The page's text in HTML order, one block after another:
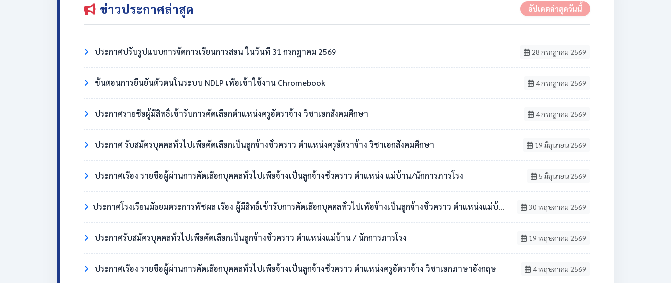
ข่าวประกาศล่าสุด อัปเดตล่าสุดวันนี้
ประกาศปรับรูปแบบการจัดการเรียนการสอน ในวันที่ 31 กรกฎาคม 2569 28 กรกฎาคม 2569
ขั้นตอนการยืนยันตัวตนในระบบ NDLP เพื่อเข้าใช้งาน Chromebook 4 กรกฎาคม 2569
ประกาศรายชื่อผู้มีสิทธิ์เข้ารับการคัดเลือกตำแหน่งครูอัตราจ้าง วิชาเอกสังคมศึกษา 4 กรกฎาคม 2569
ประกาศ รับสมัครบุคคลทั่วไปเพื่อคัดเลือกเป็นลูกจ้างชั่วคราว ตำแหน่งครูอัตราจ้าง วิชาเอกสังคมศึกษา 19 มิถุนายน 2569
ประกาศเรื่อง รายชื่อผู้ผ่านการคัดเลือกบุคคลทั่วไปเพื่อจ้างเป็นลูกจ้างชั่วคราว ตำแหน่ง แม่บ้าน/นักการภารโรง 5 มิถุนายน 2569
​ประกาศโรงเรียนมัธยมตระการพืชผล เรื่อง ผู้มีสิทธิ์เข้ารับการคัดเลือกบุคคลทั่วไปเพื่อจ้างเป็นลูกจ้างชั่วคราว ตำแหน่งแม่บ้าน / นักการภารโรง 30 พฤษภาคม 2569
ประกาศรับสมัครบุคคลทั่วไปเพื่อคัดเลือกเป็นลูกจ้างชั่วคราว ตำแหน่งแม่บ้าน / นักการภารโรง 19 พฤษภาคม 2569
ประกาศเรื่อง รายชื่อผู้ผ่านการคัดเลือกบุคคลทั่วไปเพื่อจ้างเป็นลูกจ้างชั่วคราว ตำแหน่งครูอัตราจ้าง วิชาเอกภาษาอังกฤษ 4 พฤษภาคม 2569